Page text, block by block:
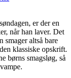
er der en
når han laver. Det
smager altså bare
klassiske opskrift.
børns smagsløg, så